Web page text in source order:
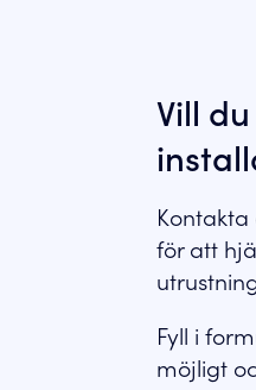
Vill
för att
Fyll i
möjligt